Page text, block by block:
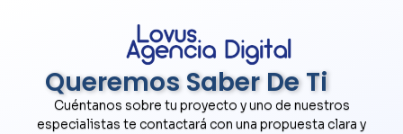
Queremos Saber De Ti
Cuéntanos sobre tu proyecto y uno de nuestros
especialistas te contactará con una propuesta clara y